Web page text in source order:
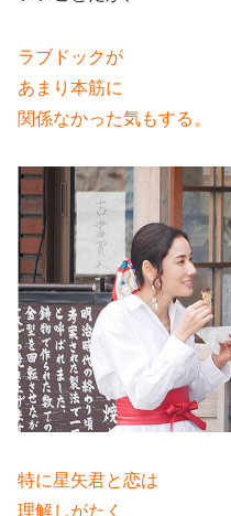
ラブドックが
あまり本筋に
関係なかった気もする。
特に星矢君と恋は
理解しがたく、